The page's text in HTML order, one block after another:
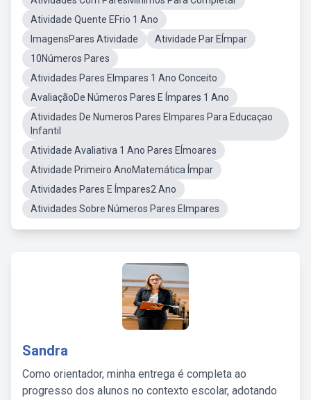
Atividade Quente EFrio 1 Ano
ImagensPares Atividade
Atividade Par EÍmpar
10Números Pares
Atividades Pares EImpares 1 Ano Conceito
AvaliaçãoDe Números Pares E Ímpares 1 Ano
Atividades De Numeros Pares EImpares Para Educaçao
Infantil
Atividade Avaliativa 1 Ano Pares EÍmoares
Atividade Primeiro AnoMatemática Ímpar
Atividades Pares E Ímpares2 Ano
Atividades Sobre Números Pares EImpares
Sandra
Como orientador, minha entrega é completa ao
progresso dos alunos no contexto escolar, adotando